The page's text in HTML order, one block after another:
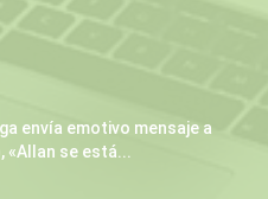
envía emotivo mensaje a
«Allan se está...